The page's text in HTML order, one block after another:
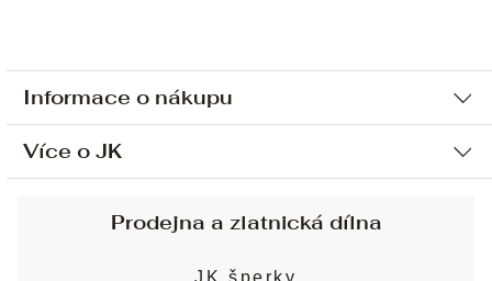
Informace o nákupu
Ochrana osobních údajů
Sjednání osobní schůzky
Obchodní podmínky
Více o JK
Prodejna a zlatnická dílna
JK šperky